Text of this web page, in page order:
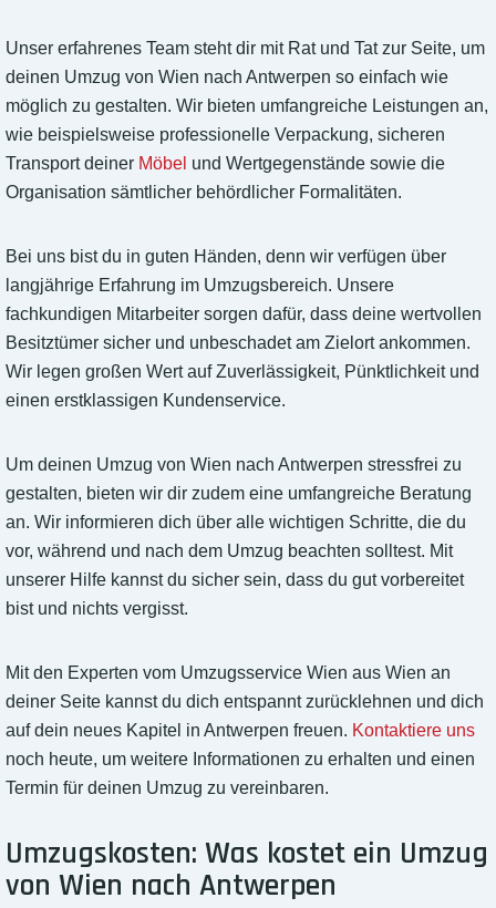
Unser erfahrenes Team steht dir mit Rat und Tat zur Seite, um
deinen Umzug von Wien nach Antwerpen so einfach wie
möglich zu gestalten. Wir bieten umfangreiche Leistungen an,
wie beispielsweise professionelle Verpackung, sicheren
Transport deiner Möbel und Wertgegenstände sowie die
Organisation sämtlicher behördlicher Formalitäten.
Bei uns bist du in guten Händen, denn wir verfügen über
langjährige Erfahrung im Umzugsbereich. Unsere
fachkundigen Mitarbeiter sorgen dafür, dass deine wertvollen
Besitztümer sicher und unbeschadet am Zielort ankommen.
Wir legen großen Wert auf Zuverlässigkeit, Pünktlichkeit und
einen erstklassigen Kundenservice.
Um deinen Umzug von Wien nach Antwerpen stressfrei zu
gestalten, bieten wir dir zudem eine umfangreiche Beratung
an. Wir informieren dich über alle wichtigen Schritte, die du
vor, während und nach dem Umzug beachten solltest. Mit
unserer Hilfe kannst du sicher sein, dass du gut vorbereitet
bist und nichts vergisst.
Mit den Experten vom Umzugsservice Wien aus Wien an
deiner Seite kannst du dich entspannt zurücklehnen und dich
auf dein neues Kapitel in Antwerpen freuen. Kontaktiere uns
noch heute, um weitere Informationen zu erhalten und einen
Termin für deinen Umzug zu vereinbaren.
Umzugskosten: Was kostet ein Umzug
von Wien nach Antwerpen